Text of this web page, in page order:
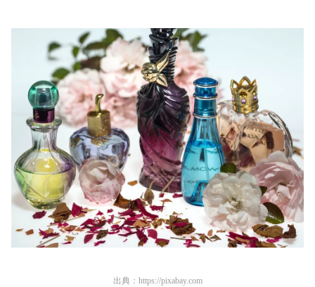
出典： https://pixabay.com